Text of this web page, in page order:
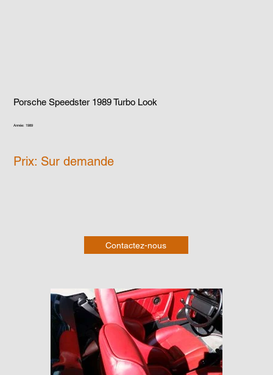
Contactez-nous
Porsche Speedster 1989 Turbo Look
Année: 1989
Prix: Sur demande